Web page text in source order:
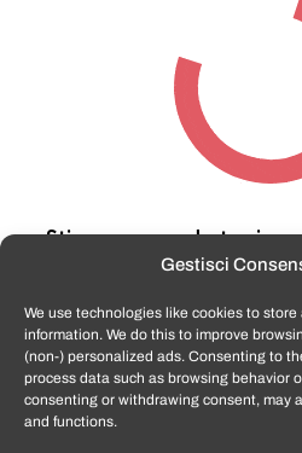
Gestisci
We use technologies like cookies to
information. We do this to improve
(non-) personalized ads. Consenting to
process data such as browsing behavior
consenting or withdrawing consent, may
and functions.
Stiamo cercando tra i
qualche
TomatoSmartphone.itè lo
smartphone ricondizionati
di tutte le marche,APPLE,
ONEPLUS,